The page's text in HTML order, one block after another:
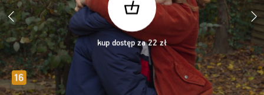
kup dostęp za 22 zł